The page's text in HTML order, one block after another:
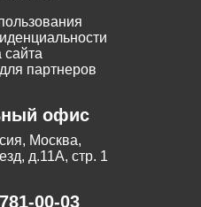
сайта
партнеров
офис
Москва,
д.11А, стр. 1
00-03